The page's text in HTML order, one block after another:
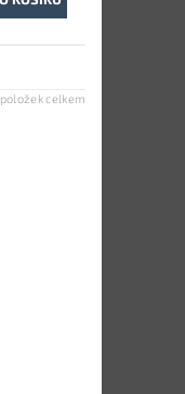
položek celkem